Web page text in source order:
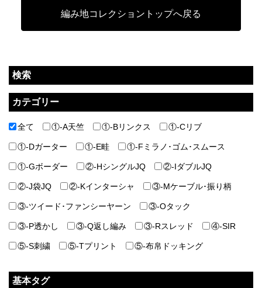
編み地コレクショントップへ戻る
検索
カテゴリー
全て ①-A天竺 ①-Bリンクス ①-Cリブ
①-Dガーター ①-E畦 ①-Fミラノ･ゴム･スムース
①-Gボーダー ②-HシングルJQ ②-IダブルJQ
②-J袋JQ ②-Kインターシャ ③-Mケーブル･振り柄
③-ツイード･ファンシーヤーン ③-Oタック
③-P透かし ③-Q返し編み ③-Rスレッド ④-SIR
⑤-S刺繍 ⑤-Tプリント ⑤-布帛ドッキング
基本タグ